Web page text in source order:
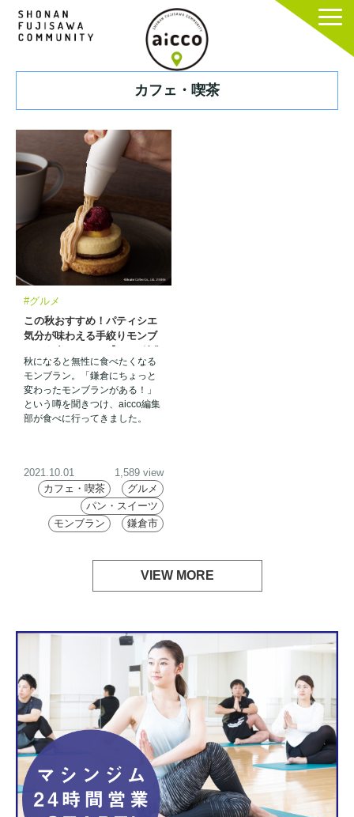
カフェ・喫茶
#グルメ
この秋おすすめ！パティシエ
気分が味わえる手絞りモンブ
ランを食べてみた【aicco編集
部調べ】
秋になると無性に食べたくなる
モンブラン。「鎌倉にちょっと
変わったモンブランがある！」
という噂を聞きつけ、aicco編集
部が食べに行ってきました。
2021.10.01
1,589 view
カフェ・喫茶
グルメ
パン・スイーツ
モンブラン
鎌倉市
VIEW MORE